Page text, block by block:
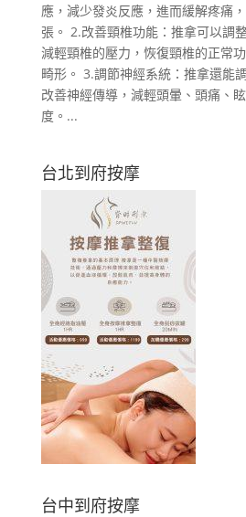
應，減少發炎反應，進而緩解疼痛
張。 2.改善頸椎功能：推拿可以調
減輕頸椎的壓力，恢復頸椎的正常
畸形。 3.調節神經系統：推拿還能
改善神經傳導，減輕頭暈、頭痛、
度。...
台北到府按摩
台中到府按摩